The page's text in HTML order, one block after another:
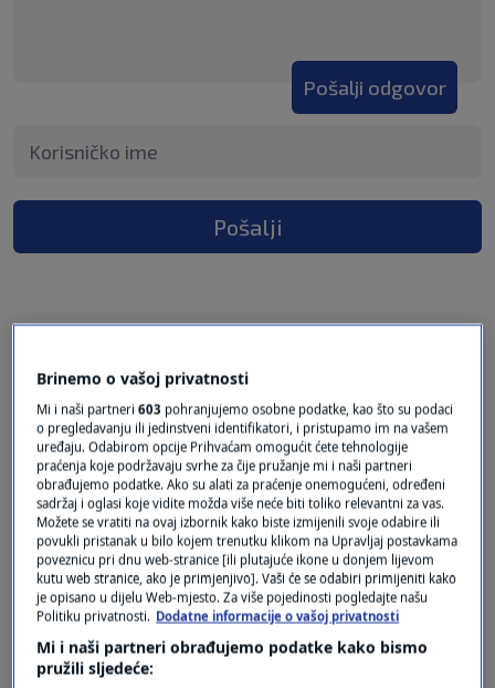
Pošalji odgovor
Pošalji
Oglas
Brinemo o vašoj privatnosti
Mi i naši partneri603 pohranjujemo osobne podatke, kao što su podaci
o pregledavanju ili jedinstveni identifikatori, i pristupamo im na vašem
uređaju. Odabirom opcije Prihvaćam omogućit ćete tehnologije
praćenja koje podržavaju svrhe za čije pružanje mi i naši partneri
obrađujemo podatke. Ako su alati za praćenje onemogućeni, određeni
sadržaj i oglasi koje vidite možda više neće biti toliko relevantni za vas.
Možete se vratiti na ovaj izbornik kako biste izmijenili svoje odabire ili
povukli pristanak u bilo kojem trenutku klikom na Upravljaj postavkama
poveznicu pri dnu web-stranice [ili plutajuće ikone u donjem lijevom
kutu web stranice, ako je primjenjivo]. Vaši će se odabiri primijeniti kako
je opisano u dijelu Web-mjesto. Za više pojedinosti pogledajte našu
Politiku privatnosti. Dodatne informacije o vašoj privatnosti
Mi i naši partneri obrađujemo podatke kako bismo
pružili sljedeće: